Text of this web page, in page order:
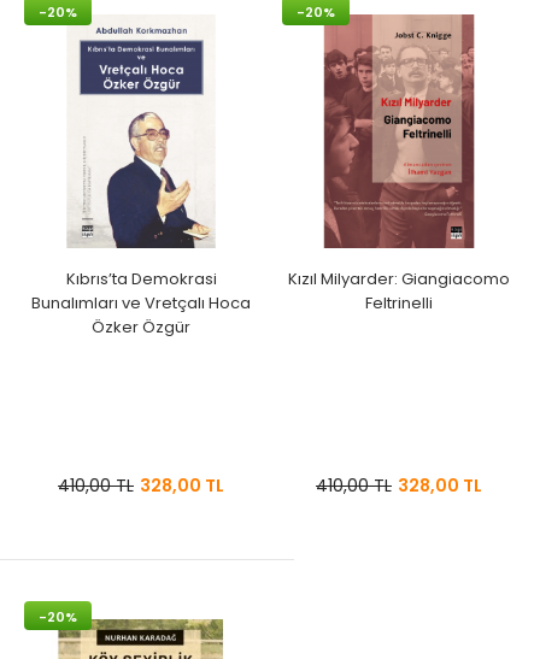
-20%
Kıbrıs’ta Demokrasi
Bunalımları ve Vretçalı Hoca
Özker Özgür
410,00 TL 328,00 TL
-20%
Kızıl Milyarder: Giangiacomo
Feltrinelli
410,00 TL 328,00 TL
-20%